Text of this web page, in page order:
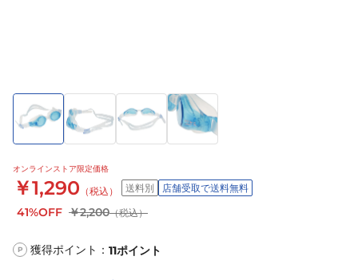
オンラインストア限定価格
￥1,290 （税込） 送料別 店舗受取で送料無料
41%OFF ￥2,200（税込）
P 獲得ポイント： 11ポイント